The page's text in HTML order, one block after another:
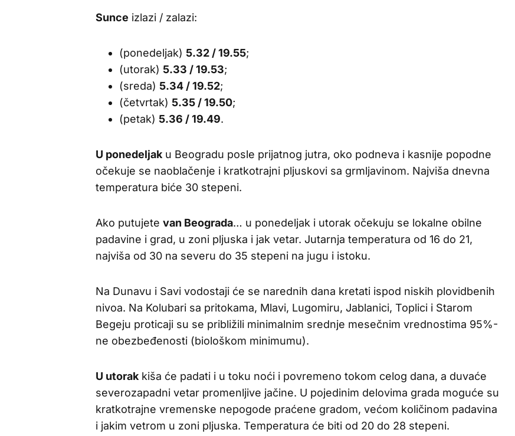
Sunce izlazi / zalazi:
(ponedeljak) 5.32 / 19.55;
(utorak) 5.33 / 19.53;
(sreda) 5.34 / 19.52;
(četvrtak) 5.35 / 19.50;
(petak) 5.36 / 19.49.
U ponedeljak u Beogradu posle prijatnog jutra, oko podneva i kasnije popodne
očekuje se naoblačenje i kratkotrajni pljuskovi sa grmljavinom. Najviša dnevna
temperatura biće 30 stepeni.
Ako putujete van Beograda… u ponedeljak i utorak očekuju se lokalne obilne
padavine i grad, u zoni pljuska i jak vetar. Jutarnja temperatura od 16 do 21,
najviša od 30 na severu do 35 stepeni na jugu i istoku.
Na Dunavu i Savi vodostaji će se narednih dana kretati ispod niskih plovidbenih
nivoa. Na Kolubari sa pritokama, Mlavi, Lugomiru, Jablanici, Toplici i Starom
Begeju proticaji su se približili minimalnim srednje mesečnim vrednostima 95%-
ne obezbeđenosti (biološkom minimumu).
U utorak kiša će padati i u toku noći i povremeno tokom celog dana, a duvaće
severozapadni vetar promenljive jačine. U pojedinim delovima grada moguće su
kratkotrajne vremenske nepogode praćene gradom, većom količinom padavina
i jakim vetrom u zoni pljuska. Temperatura će biti od 20 do 28 stepeni.